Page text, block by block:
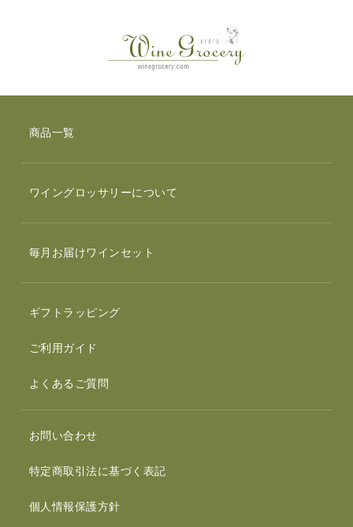
商品一覧
ワイングロッサリーについて
毎月お届けワインセット
ギフトラッピング
ご利用ガイド
よくあるご質問
お問い合わせ
特定商取引法に基づく表記
個人情報保護方針